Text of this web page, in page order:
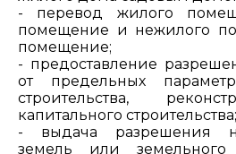
- перевод жилого
помещение и нежилого
помещение;
- предоставление
от предельных
строительства,
капитального строительства;
- выдача разрешения
земель или земельного